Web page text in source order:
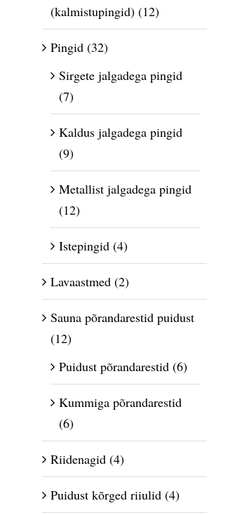
(kalmistupingid) (12)
Pingid (32)
Sirgete jalgadega pingid
(7)
Kaldus jalgadega pingid
(9)
Metallist jalgadega pingid
(12)
Istepingid (4)
Lavaastmed (2)
Sauna põrandarestid puidust
(12)
Puidust põrandarestid (6)
Kummiga põrandarestid
(6)
Riidenagid (4)
Puidust kõrged riiulid (4)